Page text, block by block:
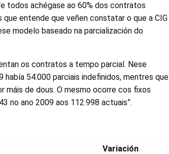
todos achégase ao 60% dos contratos
entende que veñen constatar o que a CIG
modelo baseado na parcialización do
os contratos a tempo parcial. Nese
54.000 parciais indefinidos, mentres que
máis de dous. O mesmo ocorre cos fixos
no ano 2009 aos 112.998 actuais”.
Variación